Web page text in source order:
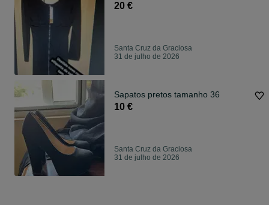
20 €
Santa Cruz da Graciosa
31 de julho de 2026
Sapatos pretos tamanho 36
10 €
Santa Cruz da Graciosa
31 de julho de 2026